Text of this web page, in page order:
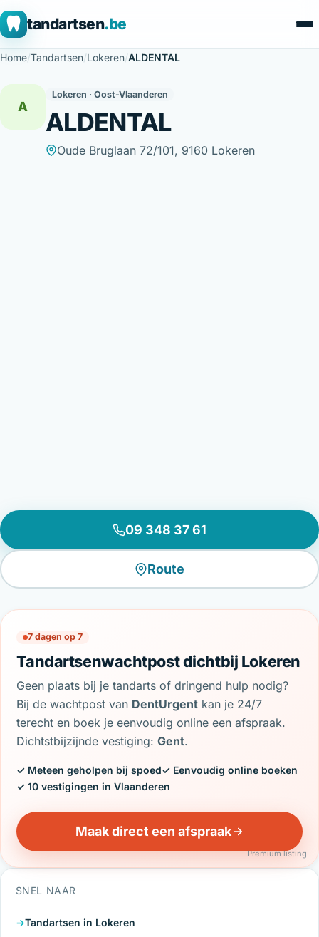
tandartsen.be
Home/Tandartsen/Lokeren/ALDENTAL
A
Lokeren · Oost-Vlaanderen
ALDENTAL
Oude Bruglaan 72/101, 9160 Lokeren
09 348 37 61
Route
7 dagen op 7
Tandartsenwachtpost dichtbij Lokeren
Geen plaats bij je tandarts of dringend hulp nodig?
Bij de wachtpost van DentUrgent kan je 24/7
terecht en boek je eenvoudig online een afspraak.
Dichtstbijzijnde vestiging:Gent.
✓ Meteen geholpen bij spoed✓ Eenvoudig online boeken
✓ 10 vestigingen in Vlaanderen
Maak direct een afspraak
Premium listing
SNEL NAAR
Tandartsen in Lokeren